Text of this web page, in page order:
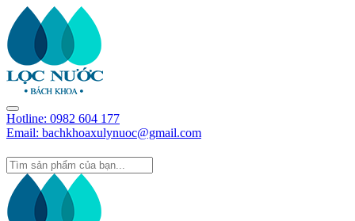
Hotline: 0982 604 177
Email: bachkhoaxulynuoc@gmail.com